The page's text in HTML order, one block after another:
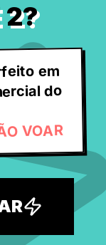
2?
em
do
VOAR